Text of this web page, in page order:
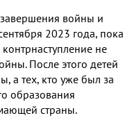
войны и
2023 года, пока
не
После этого детей
а тех, кто уже был за
образования
страны.